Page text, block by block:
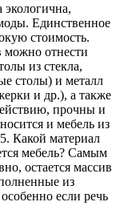
экологична,
Единственное
стоимость.
можно отнести
из стекла,
столы) и металл
и др.), а также
прочны и
и мебель из
Какой материал
мебель? Самым
остается массив
из
если речь